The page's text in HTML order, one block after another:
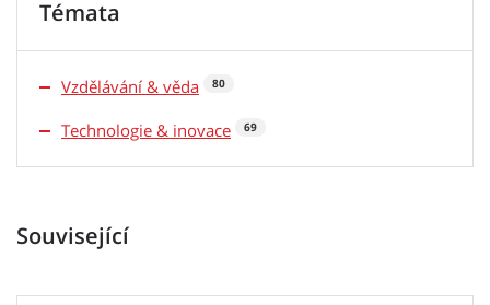
Témata
Vzdělávání & věda 80
Technologie & inovace 69
Související